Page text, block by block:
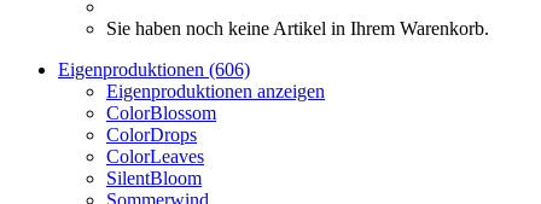
Sie haben noch keine Artikel in Ihrem Warenkorb.
Eigenproduktionen (606)
Eigenproduktionen anzeigen
ColorBlossom
ColorDrops
ColorLeaves
SilentBloom
Sommerwind